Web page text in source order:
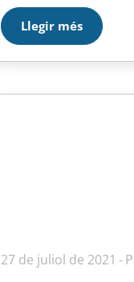
millors especialitats
cada família…
Llegir més
27 de juliol de 2021